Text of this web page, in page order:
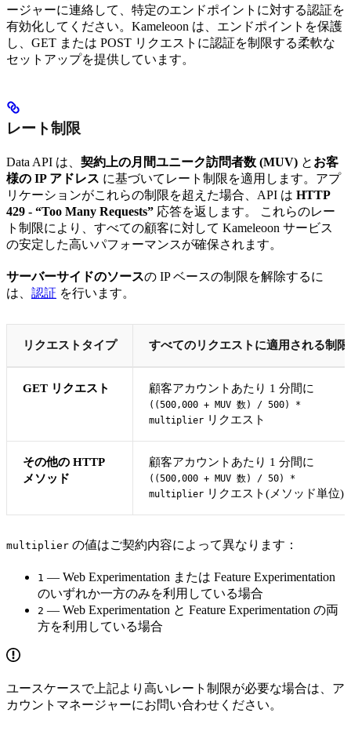
ージャーに連絡して、特定のエンドポイントに対する認証を
有効化してください。Kameleoon は、エンドポイントを保護
し、GET または POST リクエストに認証を制限する柔軟な
セットアップを提供しています。
レート制限
Data API は、 契約上の月間ユニーク訪問者数 (MUV) と お客
様の IP アドレス に基づいてレート制限を適用します。アプ
リケーションがこれらの制限を超えた場合、API は HTTP
429 - “Too Many Requests” 応答を返します。 これらのレー
ト制限により、すべての顧客に対して Kameleoon サービス
の安定した高いパフォーマンスが確保されます。
サーバーサイドのソースの IP ベースの制限を解除するに
は、 認証 を行います。
リクエストタイプ すべてのリクエストに適用される制限
GET リクエスト 顧客アカウントあたり 1 分間に
((500,000 + MUV 数) / 500) *
multiplier リクエスト
その他の HTTP
メソッド
顧客アカウントあたり 1 分間に
((500,000 + MUV 数) / 50) *
multiplier リクエスト(メソッド単位)
multiplier の値はご契約内容によって異なります：
1 — Web Experimentation または Feature Experimentation
のいずれか一方のみを利用している場合
2 — Web Experimentation と Feature Experimentation の両
方を利用している場合
ユースケースで上記より高いレート制限が必要な場合は、ア
カウントマネージャーにお問い合わせください。